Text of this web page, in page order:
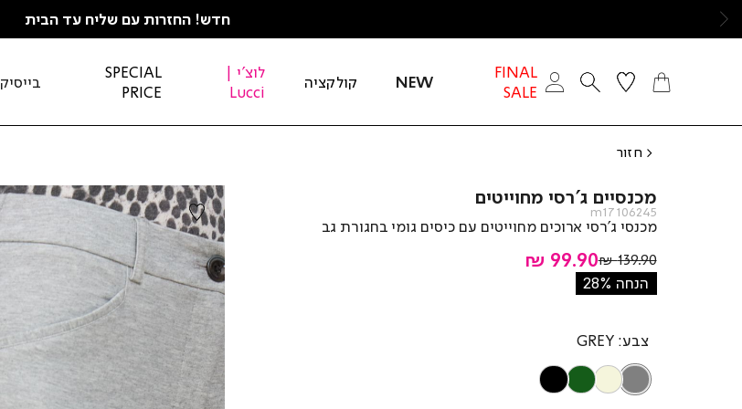
חדש! החזרות עם שליח עד הבית
FINAL
SALE
NEW קולקציה
לוצ'י |
Lucci
SPECIAL
PRICE
בייסיק
חזור
מכנסיים ג’רסי מחוייטים
m17106245
מכנסי ג’רסי ארוכים מחוייטים עם כיסים גומי בחגורת גב
מחיר
מוצר
99.90 ₪
מחיר
רגיל
139.90 ₪
הנחה 28%
צבע GREY
GREY
BEIGE
OLIVE
BLACK